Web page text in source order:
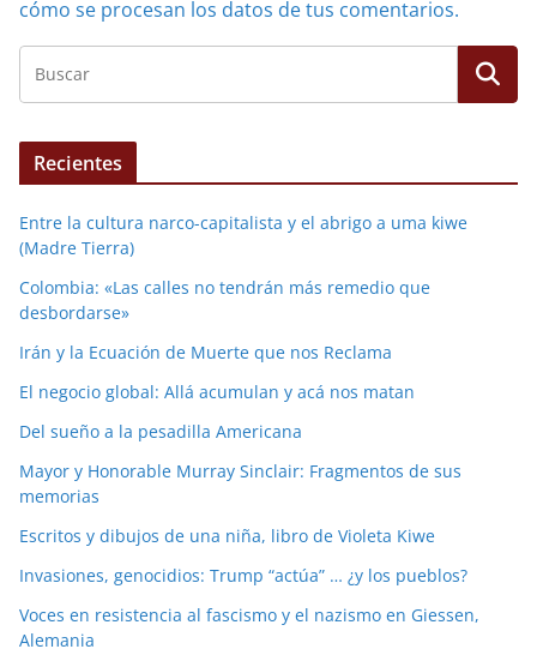
cómo se procesan los datos de tus comentarios.
Recientes
Entre la cultura narco-capitalista y el abrigo a uma kiwe
(Madre Tierra)
Colombia: «Las calles no tendrán más remedio que
desbordarse»
Irán y la Ecuación de Muerte que nos Reclama
El negocio global: Allá acumulan y acá nos matan
Del sueño a la pesadilla Americana
Mayor y Honorable Murray Sinclair: Fragmentos de sus
memorias
Escritos y dibujos de una niña, libro de Violeta Kiwe
Invasiones, genocidios: Trump “actúa” … ¿y los pueblos?
Voces en resistencia al fascismo y el nazismo en Giessen,
Alemania